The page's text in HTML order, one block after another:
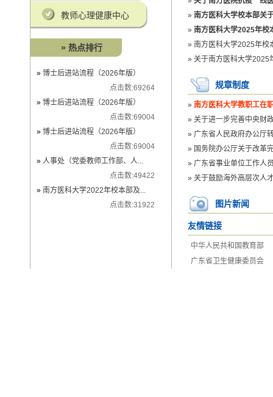
教师心理健康中心
» 热点排行
» 博士后进站流程（2026年版）
点击数:69264
» 博士后进站流程（2026年版）
点击数:69004
» 博士后进站流程（2026年版）
点击数:69004
» 人事处（党委教师工作部、人...
点击数:49422
» 南方医科大学2022年校本部及...
点击数:31922
» 南方医科大学校本部关
» 南方医科大学2025年校
» 南方医科大学2025年校
» 关于南方医科大学2025
规章制度
» 南方医科大学教职工在
» 关于进一步完善中央财
» 广东省人民政府办公厅
» 国务院办公厅关于改革
» 广东省事业单位工作人
» 关于鼓励海外高层次人
图片新闻
友情链接
中华人民共和国教育部
广东省卫生健康委员会